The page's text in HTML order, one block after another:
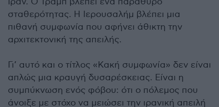
σταθερότητας. Η Ιερουσαλήμ βλέπει μια
πιθανή συμφωνία που αφήνει άθικτη την
αρχιτεκτονική της απειλής.
Γι’ αυτό και ο τίτλος «Κακή συμφωνία» δεν είναι
απλώς μια κραυγή δυσαρέσκειας. Είναι η
συμπύκνωση ενός φόβου: ότι ο πόλεμος που
άνοιξε με στόχο να μειώσει την ιρανική απειλή